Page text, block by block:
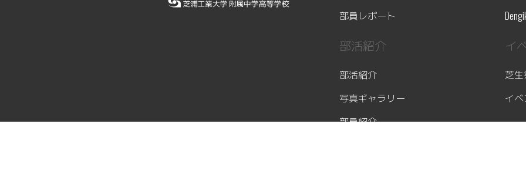
部員レポート
部活紹介
部活紹介
写真ギャラリー
部員紹介
イ
芝
イ
活